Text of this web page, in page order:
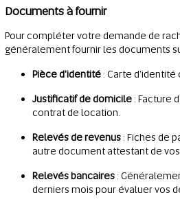
Documents à fournir
Pour compléter votre demande de
généralement fournir les documents
Pièce d'identité: Carte d'identité
Justificatif de domicile: Facture
contrat de location.
Relevés de revenus: Fiches de
autre document attestant de vos
Relevés bancaires:
derniers mois pour évaluer vos